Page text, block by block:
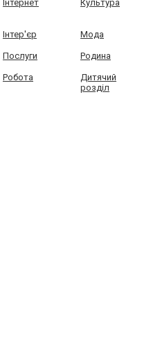
Інтернет Культура
Інтер'єр Мода
Послуги Родина
Робота
Дитячий
розділ